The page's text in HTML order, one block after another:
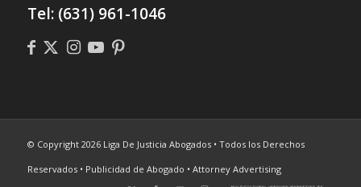
Tel: (631) 961-1046
© Copyright 2026 Liga De Justicia Abogados • Todos los Derechos
Reservados • Publicidad de Abogado • Attorney Advertising